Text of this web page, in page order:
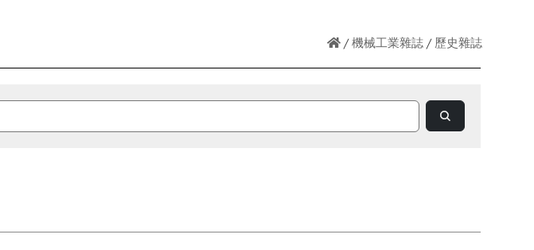
機械工業雜誌 歷史雜誌